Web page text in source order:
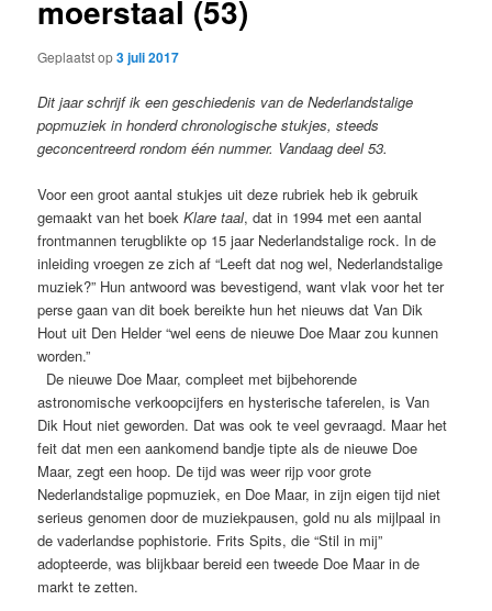
moerstaal (53)
Geplaatst op3 juli 2017
Dit jaar schrijf ik een geschiedenis van de Nederlandstalige
popmuziek in honderd chronologische stukjes, steeds
geconcentreerd rondom één nummer. Vandaag deel 53.
Voor een groot aantal stukjes uit deze rubriek heb ik gebruik
gemaakt van het boekKlare taal, dat in 1994 met een aantal
frontmannen terugblikte op 15 jaar Nederlandstalige rock. In de
inleiding vroegen ze zich af “Leeft dat nog wel, Nederlandstalige
muziek?” Hun antwoord was bevestigend, want vlak voor het ter
perse gaan van dit boek bereikte hun het nieuws dat Van Dik
Hout uit Den Helder “wel eens de nieuwe Doe Maar zou kunnen
worden.”
De nieuwe Doe Maar, compleet met bijbehorende
astronomische verkoopcijfers en hysterische taferelen, is Van
Dik Hout niet geworden. Dat was ook te veel gevraagd. Maar het
feit dat men een aankomend bandje tipte als de nieuwe Doe
Maar, zegt een hoop. De tijd was weer rijp voor grote
Nederlandstalige popmuziek, en Doe Maar, in zijn eigen tijd niet
serieus genomen door de muziekpausen, gold nu als mijlpaal in
de vaderlandse pophistorie. Frits Spits, die “Stil in mij”
adopteerde, was blijkbaar bereid een tweede Doe Maar in de
markt te zetten.